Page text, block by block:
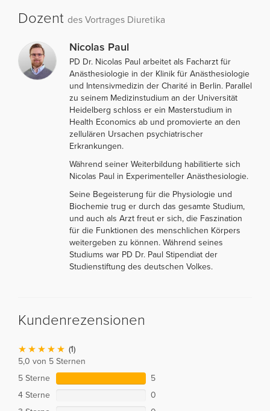
Dozent des Vortrages Diuretika
Nicolas Paul
PD Dr. Nicolas Paul arbeitet als Facharzt für
Anästhesiologie in der Klinik für Anästhesiologie
und Intensivmedizin der Charité in Berlin. Parallel
zu seinem Medizinstudium an der Universität
Heidelberg schloss er ein Masterstudium in
Health Economics ab und promovierte an den
zellulären Ursachen psychiatrischer
Erkrankungen.
Während seiner Weiterbildung habilitierte sich
Nicolas Paul in Experimenteller Anästhesiologie.
Seine Begeisterung für die Physiologie und
Biochemie trug er durch das gesamte Studium,
und auch als Arzt freut er sich, die Faszination
für die Funktionen des menschlichen Körpers
weitergeben zu können. Während seines
Studiums war PD Dr. Paul Stipendiat der
Studienstiftung des deutschen Volkes.
Kundenrezensionen
(1)
5,0 von 5 Sternen
5 Sterne
5
4 Sterne
0